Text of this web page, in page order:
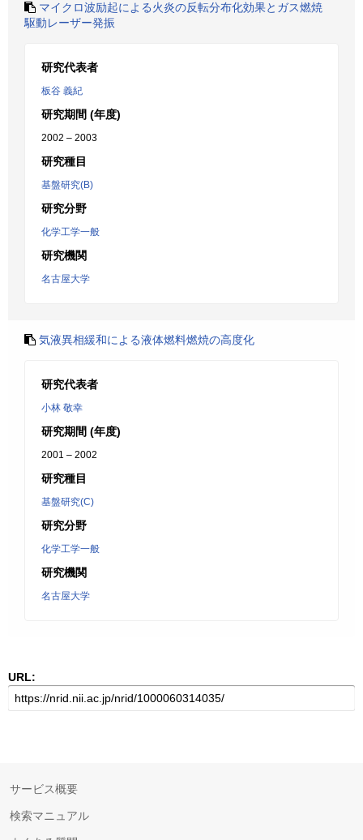
マイクロ波励起による火炎の反転分布化効果とガス燃焼
駆動レーザー発振
研究代表者
板谷 義紀
研究期間 (年度)
2002 – 2003
研究種目
基盤研究(B)
研究分野
化学工学一般
研究機関
名古屋大学
気液異相緩和による液体燃料燃焼の高度化
研究代表者
小林 敬幸
研究期間 (年度)
2001 – 2002
研究種目
基盤研究(C)
研究分野
化学工学一般
研究機関
名古屋大学
URL:
サービス概要
検索マニュアル